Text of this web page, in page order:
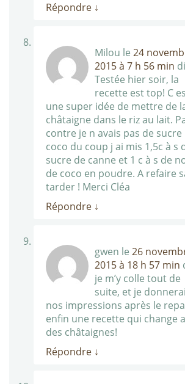
Répondre ↓
Milou le 24
2015 à 7 h 56 min
Testée hier soir, la
recette est top! C
une super idée de mettre de
châtaigne dans le riz au lait.
contre je n avais pas de sucre
coco du coup j ai mis 1,5c à s
sucre de canne et 1 c à s de
de coco en poudre. A refaire
tarder ! Merci Cléa
Répondre ↓
gwen le 26
2015 à 18 h 57 min
je m’y colle tout de
suite, et je donnerai
nos impressions après le
enfin une recette qui change
des châtaignes!
Répondre ↓